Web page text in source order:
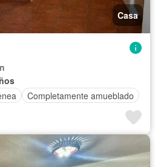
Casa
Completamente amueblado